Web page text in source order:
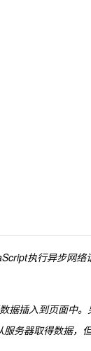
执行异步网
据插入到页面中
务器取得数据，